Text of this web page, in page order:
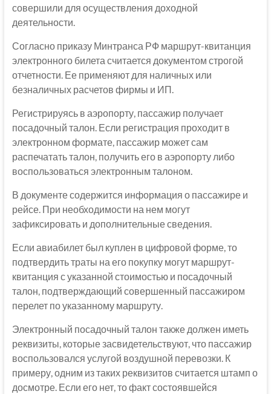
совершили для осуществления доходной
деятельности.
Согласно приказу Минтранса РФ маршрут-квитанция
электронного билета считается документом строгой
отчетности. Ее применяют для наличных или
безналичных расчетов фирмы и ИП.
Регистрируясь в аэропорту, пассажир получает
посадочный талон. Если регистрация проходит в
электронном формате, пассажир может сам
распечатать талон, получить его в аэропорту либо
воспользоваться электронным талоном.
В документе содержится информация о пассажире и
рейсе. При необходимости на нем могут
зафиксировать и дополнительные сведения.
Если авиабилет был куплен в цифровой форме, то
подтвердить траты на его покупку могут маршрут-
квитанция с указанной стоимостью и посадочный
талон, подтверждающий совершенный пассажиром
перелет по указанному маршруту.
Электронный посадочный талон также должен иметь
реквизиты, которые засвидетельствуют, что пассажир
воспользовался услугой воздушной перевозки. К
примеру, одним из таких реквизитов считается штамп о
досмотре. Если его нет, то факт состоявшейся